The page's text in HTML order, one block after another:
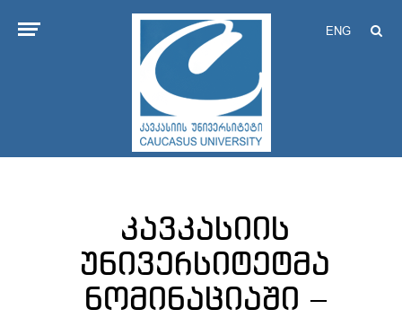
ENG
კავკასიის
უნივერსიტეტმა
ნომინაციაში –